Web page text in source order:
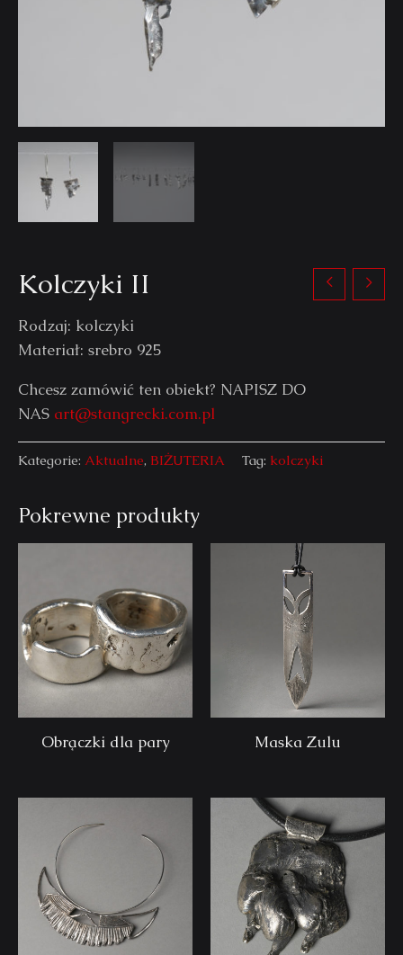
Kolczyki II
Rodzaj: kolczyki
Materiał: srebro 925
Chcesz zamówić ten obiekt? NAPISZ DO
NAS art@stangrecki.com.pl
Kategorie: Aktualne, BIŻUTERIA Tag: kolczyki
Pokrewne produkty
Obrączki dla pary Maska Zulu